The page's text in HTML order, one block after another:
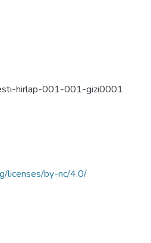
hirlap-001-001-gizi0001
licenses/by-nc/4.0/